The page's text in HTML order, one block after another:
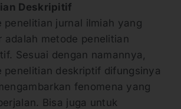
Deskripitif
penelitian jurnal ilmiah yang
adalah metode penelitian
Sesuai dengan namannya,
penelitian deskriptif difungsinya
fenomena yang
Bisa juga untuk